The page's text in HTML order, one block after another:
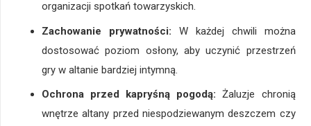
organizacji spotkań towarzyskich.
Zachowanie prywatności: W każdej chwili można
dostosować poziom osłony, aby uczynić przestrzeń
gry w altanie bardziej intymną.
Ochrona przed kapryśną pogodą: Żaluzje chronią
wnętrze altany przed niespodziewanym deszczem czy